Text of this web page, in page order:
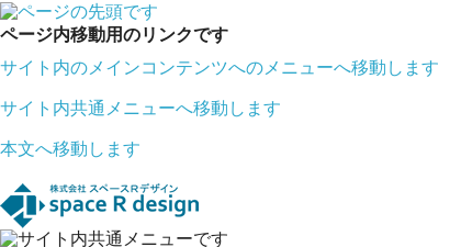
ページ内移動用のリンクです
サイト内のメインコンテンツへのメニューへ移動します
サイト内共通メニューへ移動します
本文へ移動します